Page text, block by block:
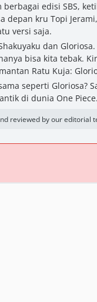
edisi SBS,
depan kru Topi
versi saja.
dan
bisa kita tebak.
Ratu Kuja:
seperti Gloriosa?
di dunia One
reviewed by our editorial